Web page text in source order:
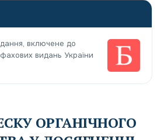
ОРГАНІЧНОГО
включене до
видань України